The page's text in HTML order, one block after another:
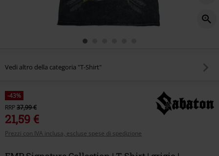
Vedi altro della categoria "T-Shirt"
-43%
RRP37,99 €
21,59 €
Prezzi con IVA inclusa, escluse spese di spedizione